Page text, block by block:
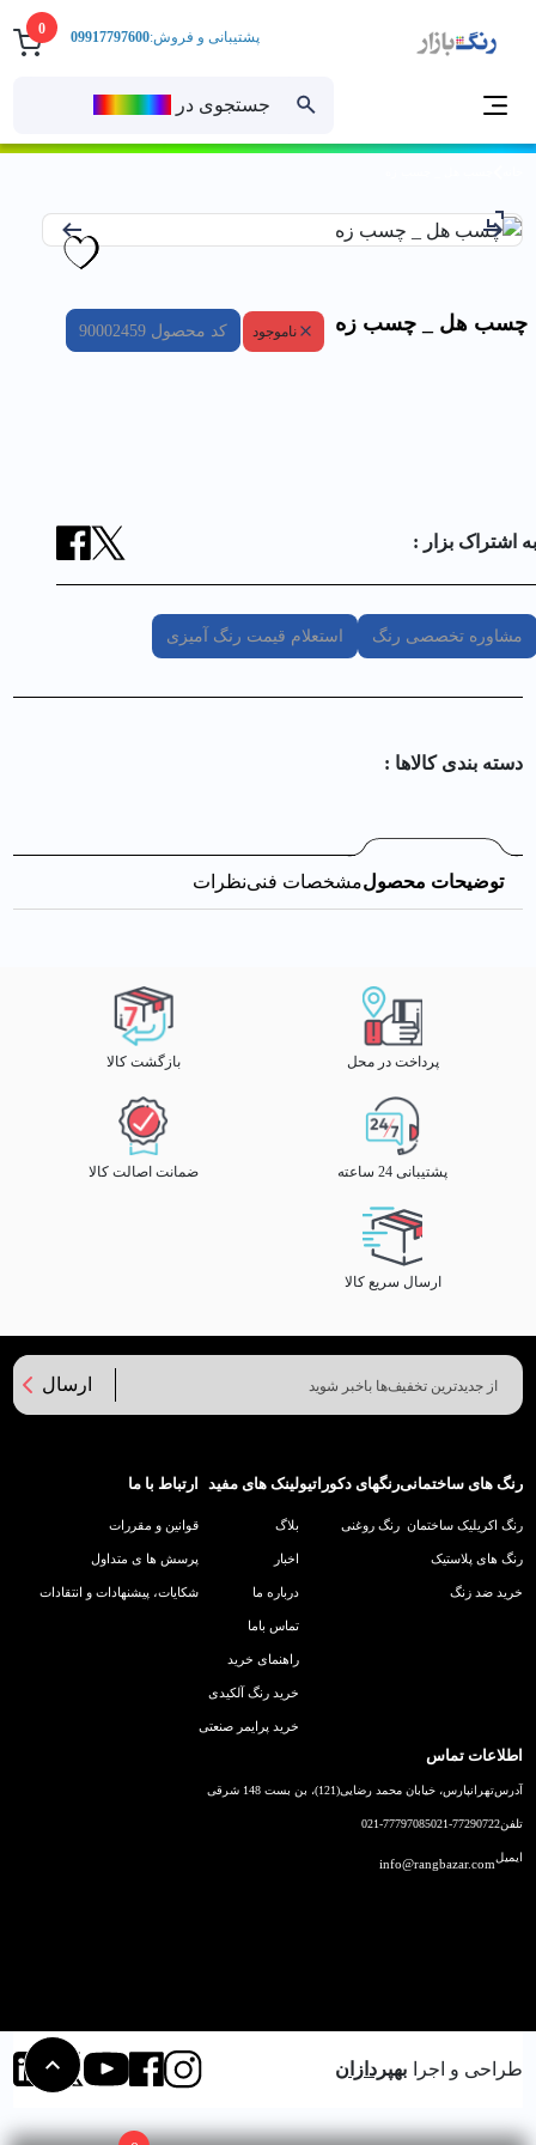
0
جستجوی در
پشتیبانی و فروش:09917797600
چسب هل _ چسب زه ناموجود کد محصول 90002459
به اشتراک بزار :
مشاوره تخصصی رنگ استعلام قیمت رنگ آمیزی
دسته بندی کالا‌ها :
توضیحات محصولمشخصات فنینظرات
پرداخت در محل بازگشت کالا
پشتیبانی 24 ساعته ضمانت اصالت کالا
ارسال سریع کالا
ارسال
رنگ های ساختمانی
رنگ اکریلیک ساختمان
رنگ های پلاستیک
خرید ضد زنگ
رنگهای دکوراتیو
رنگ روغنی
لینک های مفید
بلاگ
اخبار
درباره ما
تماس باما
راهنمای خرید
خرید رنگ آلکیدی
خرید پرایمر صنعتی
ارتباط با ما
قوانین و مقررات
پرسش ها ی متداول
شکایات، پیشنهادات و انتقادات
اطلاعات تماس
آدرستهرانپارس، خیابان محمد رضایی(121)، بن بست 148 شرقی
تلفن021-77290722
021-77797085
ایمیلinfo@rangbazar.com
طراحی و اجرا بهپردازان